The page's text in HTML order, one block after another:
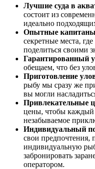
Лучшие суда в
состоит из
идеально
Опытные капитаны
секретные места,
поделиться своими
Гарантированный
обещаем, что без
Приготовление
рыбу мы сразу же
вы могли
Привлекательные
цены, чтобы каждый
незабываемое
Индивидуальный
свои предпочтения,
индивидуальную
забронировать
оператором.